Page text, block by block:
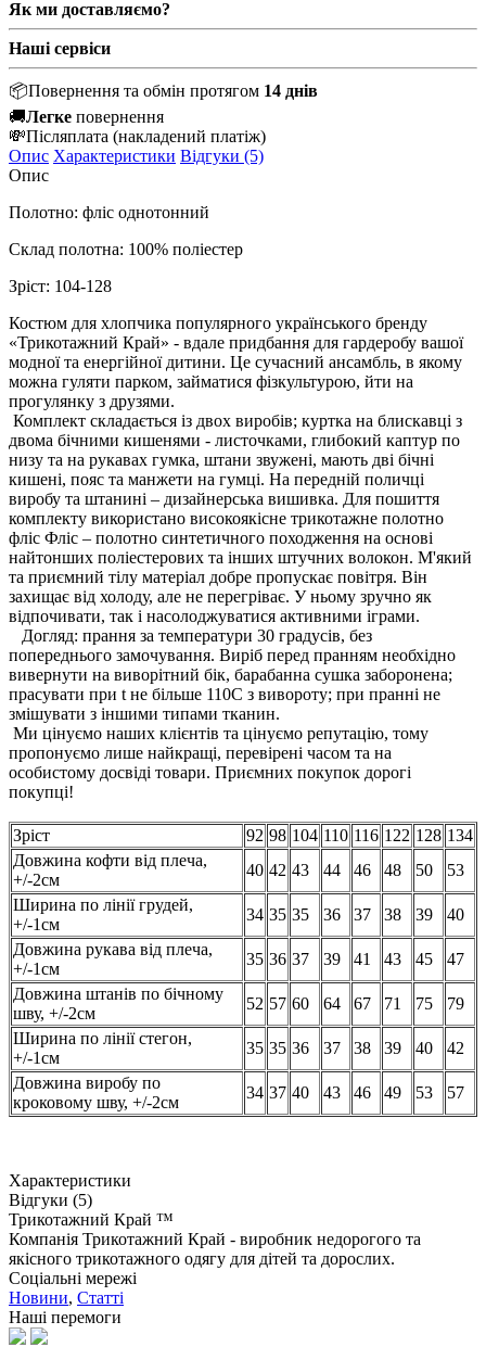
Як ми доставляємо?
Наші сервіси
📦Повернення та обмін протягом 14 днів
🚚Легке повернення
💸Післяплата (накладений платіж)
Опис Характеристики Відгуки (5)
Опис
Полотно: фліс однотонний
Склад полотна: 100% поліестер
Зріст: 104-128
Костюм для хлопчика популярного українського бренду
«Трикотажний Край» - вдале придбання для гардеробу вашої
модної та енергійної дитини. Це сучасний ансамбль, в якому
можна гуляти парком, займатися фізкультурою, йти на
прогулянку з друзями.
Комплект складається із двох виробів; куртка на блискавці з
двома бічними кишенями - листочками, глибокий каптур по
низу та на рукавах гумка, штани звужені, мають дві бічні
кишені, пояс та манжети на гумці. На передній поличці
виробу та штанині – дизайнерська вишивка. Для пошиття
комплекту використано високоякісне трикотажне полотно
фліс Фліс – полотно синтетичного походження на основі
найтонших поліестерових та інших штучних волокон. М'який
та приємний тілу матеріал добре пропускає повітря. Він
захищає від холоду, але не перегріває. У ньому зручно як
відпочивати, так і насолоджуватися активними іграми.
Догляд: прання за температури 30 градусів, без
попереднього замочування. Виріб перед пранням необхідно
вивернути на виворітний бік, барабанна сушка заборонена;
прасувати при t не більше 110С з вивороту; при пранні не
змішувати з іншими типами тканин.
Ми цінуємо наших клієнтів та цінуємо репутацію, тому
пропонуємо лише найкращі, перевірені часом та на
особистому досвіді товари. Приємних покупок дорогі
покупці!
Зріст 92 98 104 110 116 122 128 134
Довжина кофти від плеча,
+/-2см
40 42 43 44 46 48 50
53
Ширина по лінії грудей,
+/-1см
34 35 35 36 37 38 39
40
Довжина рукава від плеча,
+/-1см
35 36 37 39 41 43 45
47
Довжина штанів по бічному
шву, +/-2см
52 57 60 64 67 71 75
79
Ширина по лінії стегон,
+/-1см
35 35 36 37 38 39 40
42
Довжина виробу по
кроковому шву, +/-2см
34 37 40 43 46 49 53 57
Характеристики
Відгуки (5)
Трикотажний Край ™
Компанія Трикотажний Край - виробник недорогого та
якісного трикотажного одягу для дітей та дорослих.
Соціальні мережі
Новини, Статті
Наші перемоги